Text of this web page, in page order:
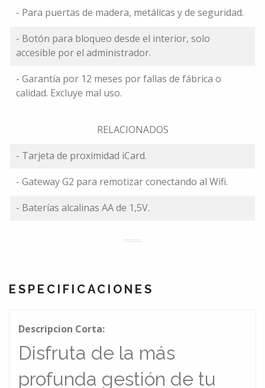
- Para puertas de madera, metálicas y de seguridad.
- Botón para bloqueo desde el interior, solo
accesible por el administrador.
- Garantía por 12 meses por fallas de fábrica o
calidad. Excluye mal uso.
RELACIONADOS
- Tarjeta de proximidad iCard.
- Gateway G2 para remotizar conectando al Wifi.
- Baterías alcalinas AA de 1,5V.
ESPECIFICACIONES
Descripcion Corta:
Disfruta de la más
profunda gestión de tu